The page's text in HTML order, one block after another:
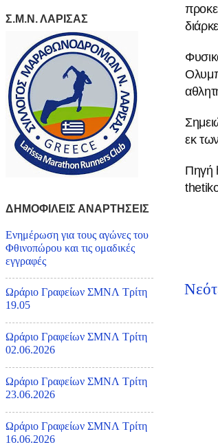
εκ
Πηγή
Σ.Μ.Ν. ΛΑΡΙΣΑΣ
ΔΗΜΟΦΙΛΕΙΣ ΑΝΑΡΤΗΣΕΙΣ
Ενημέρωση για τους αγώνες του
Φθινοπώρου και τις ομαδικές
εγγραφές
Ωράριο Γραφείων ΣΜΝΛ Τρίτη
19.05
Ωράριο Γραφείων ΣΜΝΛ Τρίτη
02.06.2026
Ωράριο Γραφείων ΣΜΝΛ Τρίτη
23.06.2026
Ωράριο Γραφείων ΣΜΝΛ Τρίτη
16.06.2026